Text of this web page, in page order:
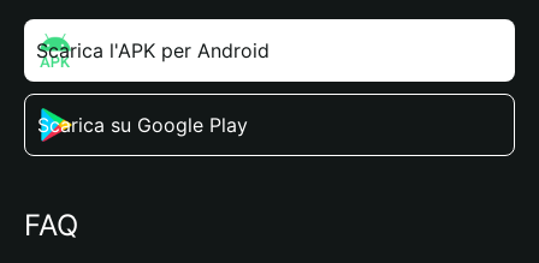
Scarica l'APK per Android
Scarica su Google Play
FAQ